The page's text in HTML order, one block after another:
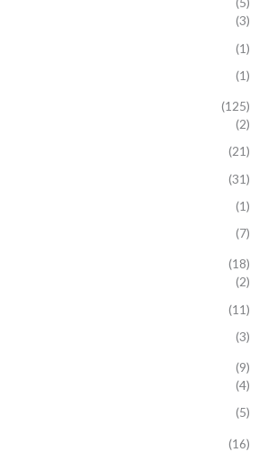
(3)
(1)
(1)
(125)
(2)
(21)
(31)
(1)
(7)
(18)
(2)
(11)
(3)
(9)
(4)
(5)
(16)